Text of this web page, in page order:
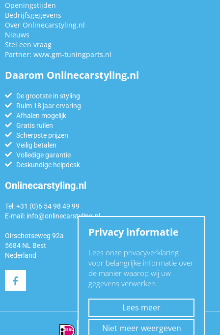
Openingstijden
Bedrijfsgegevens
Over Onlinecarstyling.nl
Nieuws
Stel een vraag
Partner: www.gm-tuningparts.nl
Daarom Onlinecarstyling.nl
De grootste in styling
Ruim 18 jaar ervaring
Afhalen mogelijk
Gratis ruilen
Scherpste prijzen
Veilig betalen
Volledige garantie
Deskundige helpdesk
Onlinecarstyling.nl
Tel: +31 (0)6 54 98 49 99
E-mail: info@onlinecarstyling.nl
Oirschotseweg 92a
5684 NL Best
Nederland
Privacy informatie
Lees onze privacyverklaring
voor belangrijke informatie over
de manier waarop wij uw
gegevens verwerken.
Lees meer
Niet meer weergeven